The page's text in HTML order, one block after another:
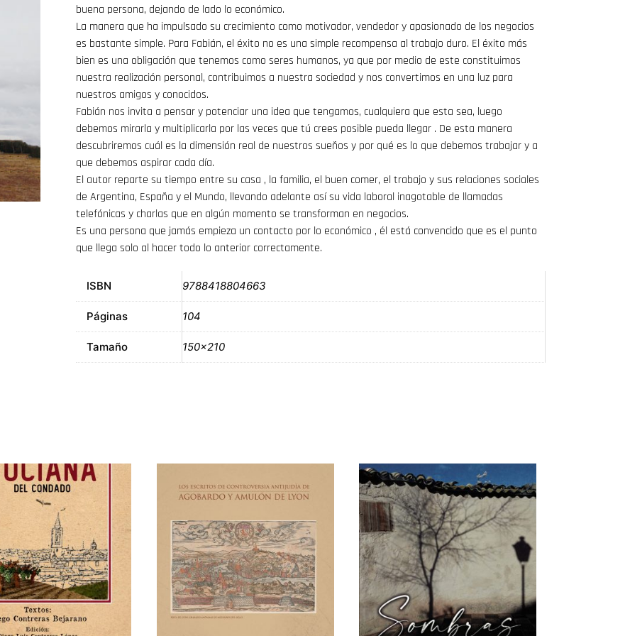
buena persona, dejando de lado lo económico.
La manera que ha impulsado su crecimiento como motivador, vendedor y apasionado de los negocios
es bastante simple. Para Fabián, el éxito no es una simple recompensa al trabajo duro. El éxito más
bien es una obligación que tenemos como seres humanos, ya que por medio de este constituimos
nuestra realización personal, contribuimos a nuestra sociedad y nos convertimos en una luz para
nuestros amigos y conocidos.
Fabián nos invita a pensar y potenciar una idea que tengamos, cualquiera que esta sea, luego
debemos mirarla y multiplicarla por las veces que tú crees posible pueda llegar . De esta manera
descubriremos cuál es la dimensión real de nuestros sueños y por qué es lo que debemos trabajar y a
que debemos aspirar cada día.
El autor reparte su tiempo entre su casa , la familia, el buen comer, el trabajo y sus relaciones sociales
de Argentina, España y el Mundo, llevando adelante así su vida laboral inagotable de llamadas
telefónicas y charlas que en algún momento se transforman en negocios.
Es una persona que jamás empieza un contacto por lo económico , él está convencido que es el punto
que llega solo al hacer todo lo anterior correctamente.
ISBN 9788418804663
Páginas 104
Tamaño 150×210